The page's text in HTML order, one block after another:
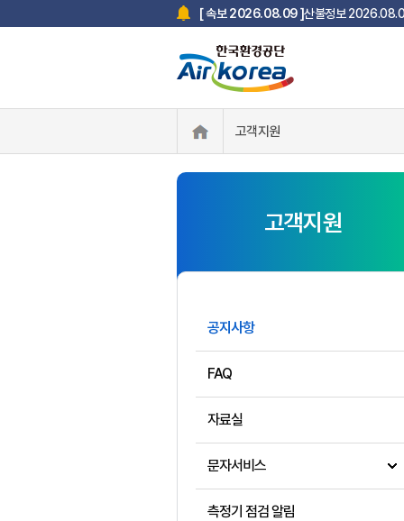
[ 속보 2026.08.09 ]산불정보
[ 속보 2026.08.07 ]
[ 속보 2025.07.18 ]
고객지원
고객지원
공지사항
FAQ
자료실
문자서비스
측정기 점검 알림